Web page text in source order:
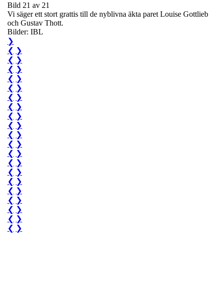
Bild 21 av 21
Vi säger ett stort grattis till de nyblivna äkta paret Louise Gottlieb
och Gustav Thott.
Bilder: IBL
❯
❮ ❯
❮ ❯
❮ ❯
❮ ❯
❮ ❯
❮ ❯
❮ ❯
❮ ❯
❮ ❯
❮ ❯
❮ ❯
❮ ❯
❮ ❯
❮ ❯
❮ ❯
❮ ❯
❮ ❯
❮ ❯
❮ ❯
❮ ❯